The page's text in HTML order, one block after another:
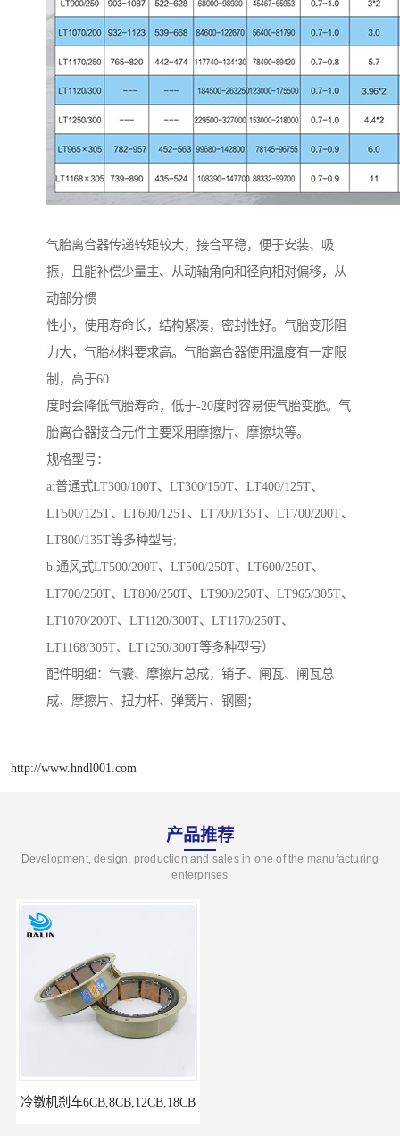
气胎离合器传递转矩较大，接合平稳，便于安装、吸
振，且能补偿少量主、从动轴角向和径向相对偏移，从
动部分惯
性小，使用寿命长，结构紧凑，密封性好。气胎变形阻
力大，气胎材料要求高。气胎离合器使用温度有一定限
制，高于60
度时会降低气胎寿命，低于-20度时容易使气胎变脆。气
胎离合器接合元件主要采用摩擦片、摩擦块等。
规格型号：
a:普通式LT300/100T、LT300/150T、LT400/125T、
LT500/125T、LT600/125T、LT700/135T、LT700/200T、
LT800/135T等多种型号;
b.通风式LT500/200T、LT500/250T、LT600/250T、
LT700/250T、LT800/250T、LT900/250T、LT965/305T、
LT1070/200T、LT1120/300T、LT1170/250T、
LT1168/305T、LT1250/300T等多种型号）
配件明细：气囊、摩擦片总成，销子、闸瓦、闸瓦总
成、摩擦片、扭力杆、弹簧片、钢圈；
http://www.hndl001.com
产品推荐
Development, design, production and sales in one of the manufacturing
enterprises
冷镦机刹车6CB,8CB,12CB,18CB